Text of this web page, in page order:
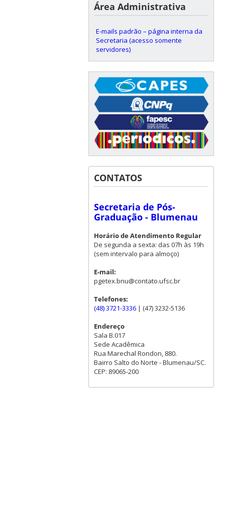
Área Administrativa
E-mails padrão – página interna da
Secretaria (acesso somente
servidores)
CONTATOS
Secretaria de Pós-
Graduação - Blumenau
Horário de Atendimento Regular
De segunda a sexta: das 07h às 19h
(sem intervalo para almoço)
E-mail:
pgetex.bnu@contato.ufsc.br
Telefones:
(48) 3721-3336| (47) 3232-5136
Endereço
Sala B.017
Sede Acadêmica
Rua Marechal Rondon, 880.
Bairro Salto do Norte - Blumenau/SC.
CEP: 89065-200